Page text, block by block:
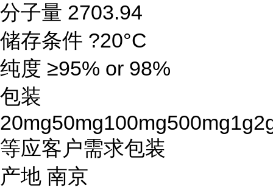
分子量 2703.94
储存条件 ?20°C
纯度 ≥95% or 98%
包装
等应客户需求包装
产地 南京